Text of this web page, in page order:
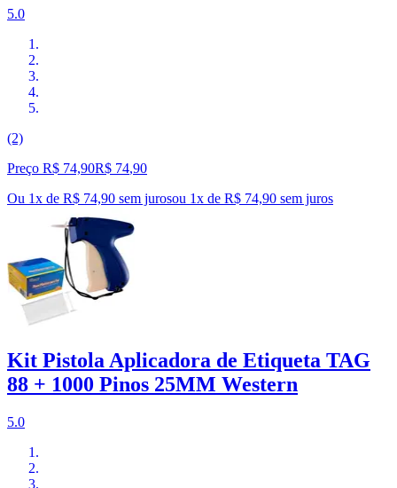
5.0
(2)
Preço R$ 74,90R$ 74,90
Ou 1x de R$ 74,90 sem jurosou 1x de R$ 74,90 sem juros
Kit Pistola Aplicadora de Etiqueta TAG
88 + 1000 Pinos 25MM Western
5.0